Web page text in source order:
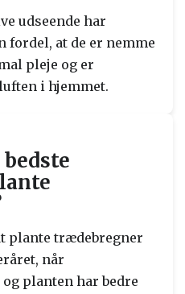
udseende har
fordel, at de er nemme
pleje og er
i hjemmet.
plante trædebregner
når
planten har bedre